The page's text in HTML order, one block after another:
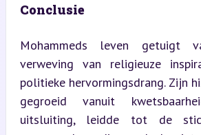
Conclusie
Mohammeds leven getuigt
verweving van religieuze
politieke hervormingsdrang. Zijn
gegroeid vanuit
uitsluiting, leidde tot de